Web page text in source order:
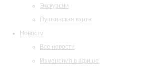
Экскурсии
Пушкинская карта
Новости
Все новости
Изменения в афише